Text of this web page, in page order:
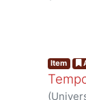
Item
(